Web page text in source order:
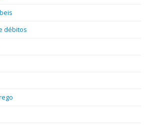
débitos